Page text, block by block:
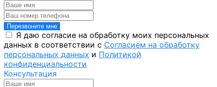
Перезвоните мне
Я даю согласие на обработку моих персональных
данных в соответствии с Согласием на обработку
персональных данных и Политикой
конфиденциальности
Консультация